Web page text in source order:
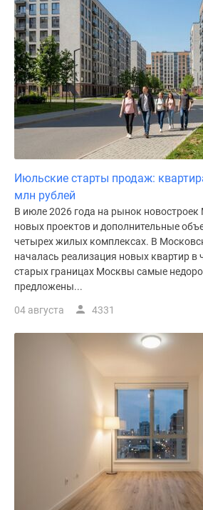
Июльские старты продаж:
млн рублей
В июле 2026 года на рынок
новых проектов и дополнительные
четырех жилых комплексах. В
началась реализация новых квартир в
старых границах Москвы самые
предложены...
04 августа 4331